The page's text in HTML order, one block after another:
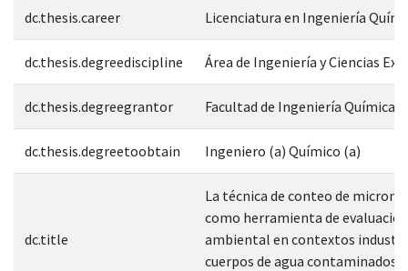
dc.thesis.career Licenciatura en Ingeniería
dc.thesis.degreediscipline Área de Ingeniería y Ciencias
dc.thesis.degreegrantor Facultad de Ingeniería Química
dc.thesis.degreetoobtain Ingeniero (a) Químico (a)
dc.title
La técnica de conteo de
como herramienta de evaluación
ambiental en contextos
cuerpos de agua contaminados: